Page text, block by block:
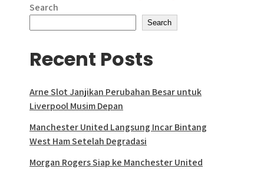
Search
Search
Recent Posts
Arne Slot Janjikan Perubahan Besar untuk
Liverpool Musim Depan
Manchester United Langsung Incar Bintang
West Ham Setelah Degradasi
Morgan Rogers Siap ke Manchester United